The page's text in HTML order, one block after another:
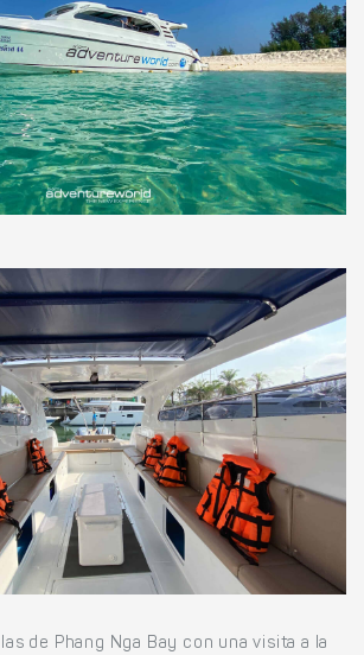
de Phang Nga Bay con una visita a la